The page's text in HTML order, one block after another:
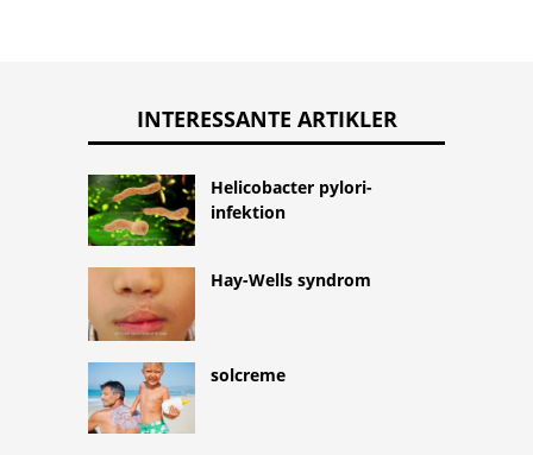
INTERESSANTE ARTIKLER
Helicobacter pylori-
infektion
Hay-Wells syndrom
solcreme